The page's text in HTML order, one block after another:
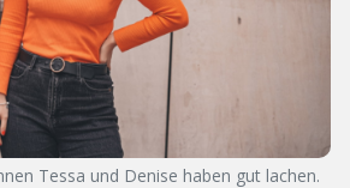
Tessa und Denise haben gut lachen.